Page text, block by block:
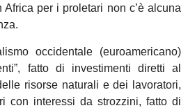
per i proletari non c’è alcuna
occidentale (euroamericano)
fatto di investimenti diretti al
risorse naturali e dei lavoratori,
con interessi da strozzini, fatto di